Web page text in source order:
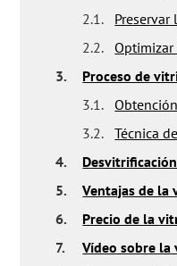
2.1.
2.2.
3.
Proceso de
3.1.
3.2.
Técnica
4.
5.
Ventajas de la
6.
Precio de la
7.
Vídeo sobre